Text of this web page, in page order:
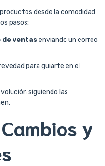
desde la comodidad
pasos:
de ventasenviando un correo
para guiarte en el
siguiendo las
y